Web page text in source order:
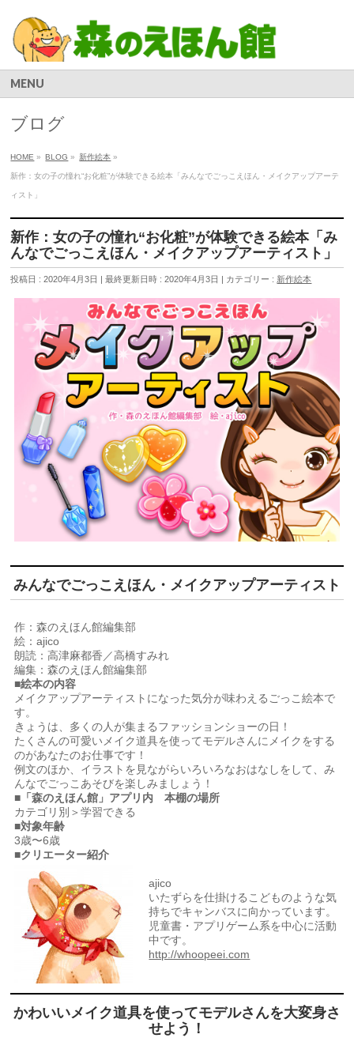
MENU
ブログ
HOME » BLOG » 新作絵本 »
新作：女の子の憧れ“お化粧”が体験できる絵本「みんなでごっこえほん・メイクアップアーテ
ィスト」
新作：女の子の憧れ“お化粧”が体験できる絵本「み
んなでごっこえほん・メイクアップアーティスト」
投稿日 : 2020年4月3日 最終更新日時 : 2020年4月3日 カテゴリー : 新作絵本
みんなでごっこえほん・メイクアップアーティスト
作：森のえほん館編集部
絵：ajico
朗読：高津麻都香／高橋すみれ
編集：森のえほん館編集部
■絵本の内容
メイクアップアーティストになった気分が味わえるごっこ絵本で
す。
きょうは、多くの人が集まるファッションショーの日！
たくさんの可愛いメイク道具を使ってモデルさんにメイクをする
のがあなたのお仕事です！
例文のほか、イラストを見ながらいろいろなおはなしをして、み
んなでごっこあそびを楽しみましょう！
■「森のえほん館」アプリ内 本棚の場所
カテゴリ別＞学習できる
■対象年齢
3歳〜6歳
■クリエーター紹介
ajico
いたずらを仕掛けるこどものような気
持ちでキャンバスに向かっています。
児童書・アプリゲーム系を中心に活動
中です。
http://whoopeei.com
かわいいメイク道具を使ってモデルさんを大変身さ
せよう！